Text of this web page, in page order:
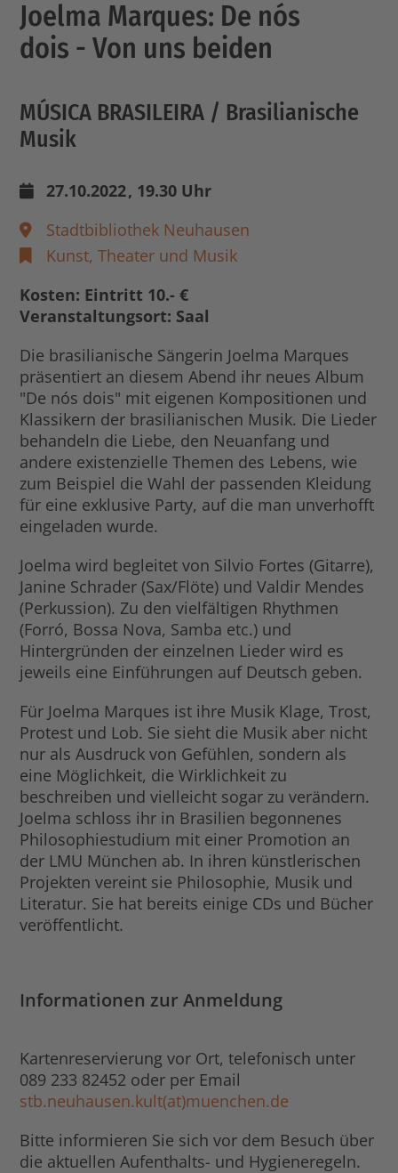
Joelma Marques: De nós
dois - Von uns beiden
MÚSICA BRASILEIRA / Brasilianische
Musik
27.10.2022, 19.30 Uhr
Stadtbibliothek Neuhausen
Kunst, Theater und Musik
Kosten: Eintritt 10.- €
Veranstaltungsort: Saal
Die brasilianische Sängerin Joelma Marques
präsentiert an diesem Abend ihr neues Album
"De nós dois" mit eigenen Kompositionen und
Klassikern der brasilianischen Musik. Die Lieder
behandeln die Liebe, den Neuanfang und
andere existenzielle Themen des Lebens, wie
zum Beispiel die Wahl der passenden Kleidung
für eine exklusive Party, auf die man unverhofft
eingeladen wurde.
Joelma wird begleitet von Silvio Fortes (Gitarre),
Janine Schrader (Sax/Flöte) und Valdir Mendes
(Perkussion). Zu den vielfältigen Rhythmen
(Forró, Bossa Nova, Samba etc.) und
Hintergründen der einzelnen Lieder wird es
jeweils eine Einführungen auf Deutsch geben.
Für Joelma Marques ist ihre Musik Klage, Trost,
Protest und Lob. Sie sieht die Musik aber nicht
nur als Ausdruck von Gefühlen, sondern als
eine Möglichkeit, die Wirklichkeit zu
beschreiben und vielleicht sogar zu verändern.
Joelma schloss ihr in Brasilien begonnenes
Philosophiestudium mit einer Promotion an
der LMU München ab. In ihren künstlerischen
Projekten vereint sie Philosophie, Musik und
Literatur. Sie hat bereits einige CDs und Bücher
veröffentlicht.
Informationen zur Anmeldung
Kartenreservierung vor Ort, telefonisch unter
089 233 82452 oder per Email
stb.neuhausen.kult(at)muenchen.de
Bitte informieren Sie sich vor dem Besuch über
die aktuellen Aufenthalts- und Hygieneregeln.